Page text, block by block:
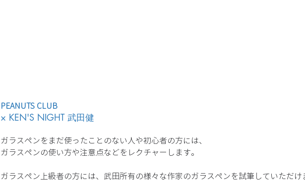
PEANUTS CLUB
× KEN'S NIGHT 武田健
ガラスペンをまだ使ったことのない人や初心者の方には、
ガラスペンの使い方や注意点などをレクチャーします。
ガラスペン上級者の方には、武田所有の様々な作家のガラスペンを試筆していただけ